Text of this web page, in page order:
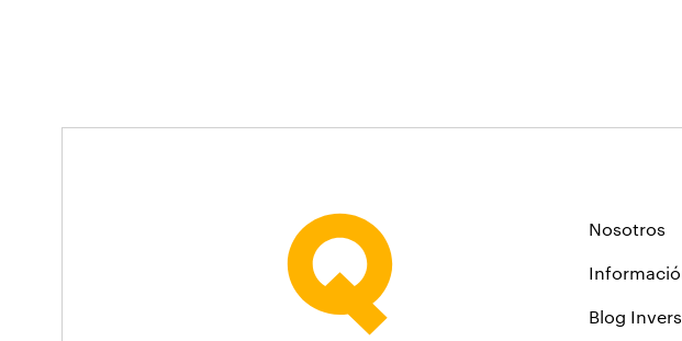
Nosotros
Blog